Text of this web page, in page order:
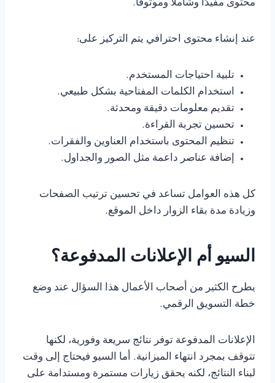
محتوى مفيدًا وشاملًا وموثوقًا.
عند إنشاء محتوى احترافي يتم التركيز على:
تلبية احتياجات المستخدم.
استخدام الكلمات المفتاحية بشكل طبيعي.
تقديم معلومات دقيقة ومحدثة.
تحسين تجربة القراءة.
تنظيم المحتوى باستخدام العناوين والفقرات.
إضافة عناصر داعمة مثل الصور والجداول.
كل هذه العوامل تساعد في تحسين ترتيب الصفحات
وزيادة مدة بقاء الزوار داخل الموقع.
السيو أم الإعلانات المدفوعة؟
يطرح الكثير من أصحاب الأعمال هذا السؤال عند وضع
خطة التسويق الرقمي.
الإعلانات المدفوعة توفر نتائج سريعة وفورية، لكنها
تتوقف بمجرد انتهاء الميزانية. أما السيو فيحتاج إلى وقت
لبناء النتائج، لكنه يحقق زيارات مستمرة ومستدامة على